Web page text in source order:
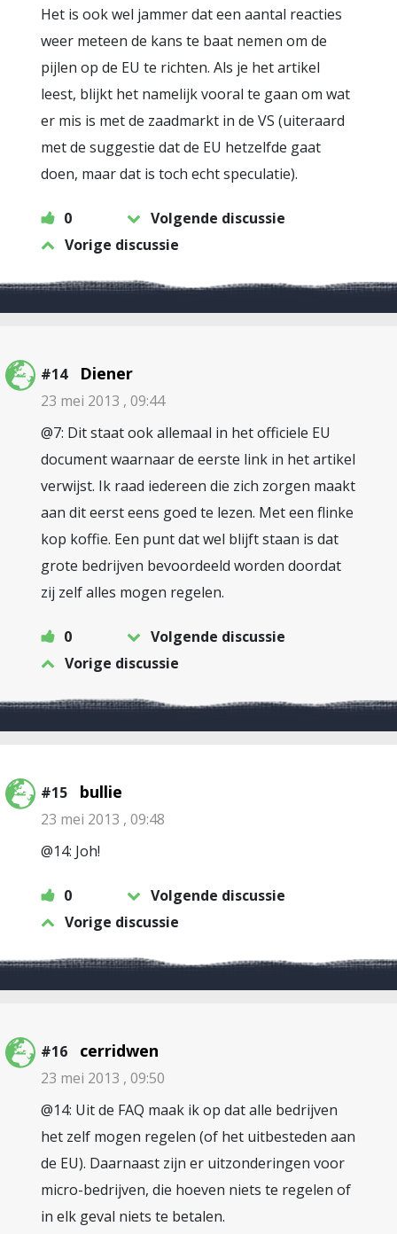
Het is ook wel jammer dat een aantal reacties
weer meteen de kans te baat nemen om de
pijlen op de EU te richten. Als je het artikel
leest, blijkt het namelijk vooral te gaan om wat
er mis is met de zaadmarkt in de VS (uiteraard
met de suggestie dat de EU hetzelfde gaat
doen, maar dat is toch echt speculatie).
0
Volgende discussie
Vorige discussie
#14 Diener
23 mei 2013 , 09:44
@7: Dit staat ook allemaal in het officiele EU
document waarnaar de eerste link in het artikel
verwijst. Ik raad iedereen die zich zorgen maakt
aan dit eerst eens goed te lezen. Met een flinke
kop koffie. Een punt dat wel blijft staan is dat
grote bedrijven bevoordeeld worden doordat
zij zelf alles mogen regelen.
0
Volgende discussie
Vorige discussie
#15 bullie
23 mei 2013 , 09:48
@14: Joh!
0
Volgende discussie
Vorige discussie
#16 cerridwen
23 mei 2013 , 09:50
@14: Uit de FAQ maak ik op dat alle bedrijven
het zelf mogen regelen (of het uitbesteden aan
de EU). Daarnaast zijn er uitzonderingen voor
micro-bedrijven, die hoeven niets te regelen of
in elk geval niets te betalen.